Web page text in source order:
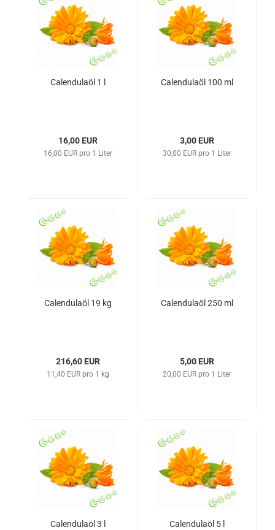
Calendulaöl 1 l
16,00 EUR
16,00 EUR pro 1 Liter
Calendulaöl 100 ml
3,00 EUR
30,00 EUR pro 1 Liter
Calendulaöl 19 kg
216,60 EUR
11,40 EUR pro 1 kg
Calendulaöl 250 ml
5,00 EUR
20,00 EUR pro 1 Liter
Calendulaöl 3 l Calendulaöl 5 l